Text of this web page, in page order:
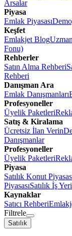
Arsalar
Piyasa
Emlak Piyasası
Keşfet
Emlakjet Blog
Fonu)
Rehberler
Satın Alma Rehberi
Rehberi
Danışman Ara
Emlak Danışmanları
Profesyoneller
Üyelik Paketleri
Satış & Kiralama
Ücretsiz İlan Verin
Danışmanlar
Profesyoneller
Üyelik Paketleri
Piyasa
Satılık Konut
PiyasasıSatılık İş
Kaynaklar
Satıcı Rehberi
Filtrele
Satılık